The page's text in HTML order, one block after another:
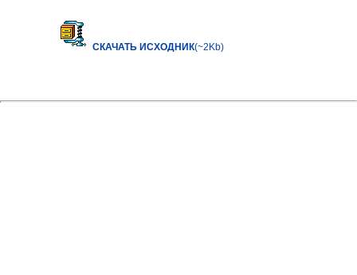
СКАЧАТЬ ИСХОДНИК(~2Kb)